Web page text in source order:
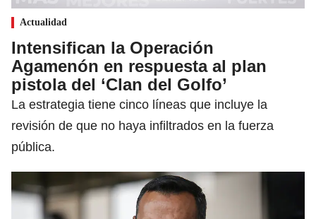
Actualidad
Intensifican la Operación
Agamenón en respuesta al plan
pistola del ‘Clan del Golfo’
La estrategia tiene cinco líneas que incluye la
revisión de que no haya infiltrados en la fuerza
pública.